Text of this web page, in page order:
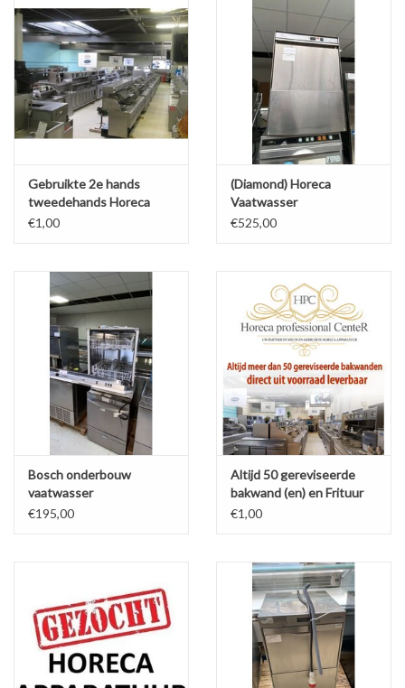
Gebruikte 2e hands
tweedehands Horeca
Apparatuur
€1,00
(Diamond) Horeca
Vaatwasser
€525,00
Bosch onderbouw
vaatwasser
€195,00
Altijd 50 gereviseerde
bakwand (en) en Frituur
installatie op voorraad
€1,00